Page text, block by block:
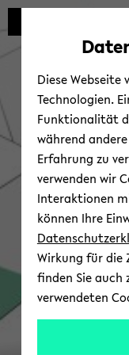
Diese Webseite
Technologien.
Funktionalität
während
Erfahrung zu
verwenden wir
Interaktionen
können Ihre
Wirkung für die
finden Sie auch
verwendeten